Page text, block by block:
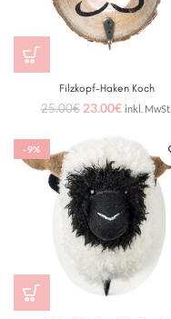
Filzkopf-Haken Koch
25.00€ 23.00€ inkl. MwSt.
-9%